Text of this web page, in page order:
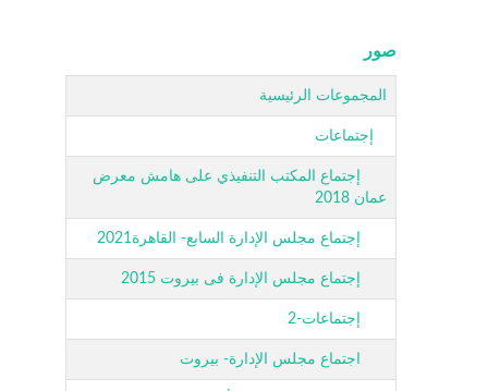
صور
المجموعات الرئيسية
إجتماعات
إجتماع المكتب التنفيذي على هامش معرض
عمان 2018
إجتماع مجلس الإدارة السابع- القاهرة2021
إجتماع مجلس الإدارة فى بيروت 2015
إجتماعات-2
اجتماع مجلس الإدارة- بيروت